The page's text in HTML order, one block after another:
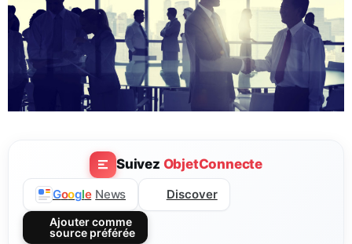
Suivez ObjetConnecte
Google News Discover
Ajouter comme
source préférée